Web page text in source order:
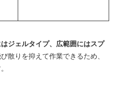
ジェルタイプ、広範囲にはスプ
散りを抑えて作業できるため、